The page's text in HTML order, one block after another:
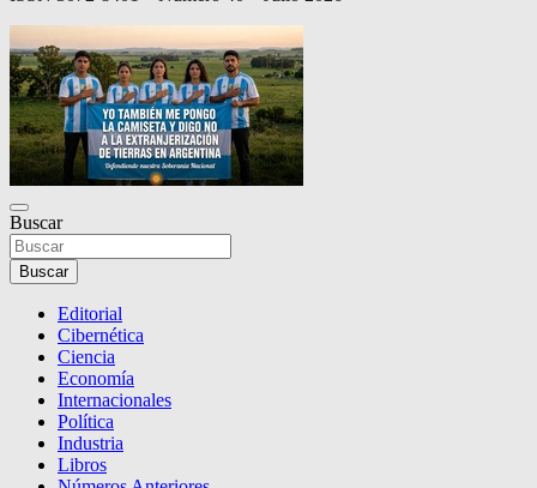
Buscar
Buscar
Editorial
Cibernética
Ciencia
Economía
Internacionales
Política
Industria
Libros